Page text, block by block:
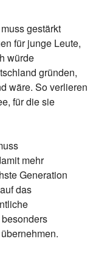
gestärkt
für junge Leute,
würde
gründen,
wäre. So verlieren
für die sie
mehr
Generation
das